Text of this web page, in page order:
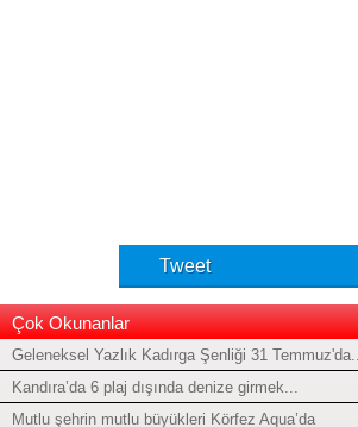
Tweet
Çok Okunanlar
Geleneksel Yazlık Kadırga Şenliği 31 Temmuz'da...
Kandıra’da 6 plaj dışında denize girmek...
Mutlu şehrin mutlu büyükleri Körfez Aqua’da